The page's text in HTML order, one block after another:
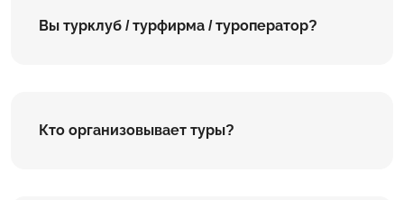
Вы турклуб / турфирма / туроператор?
Кто организовывает туры?